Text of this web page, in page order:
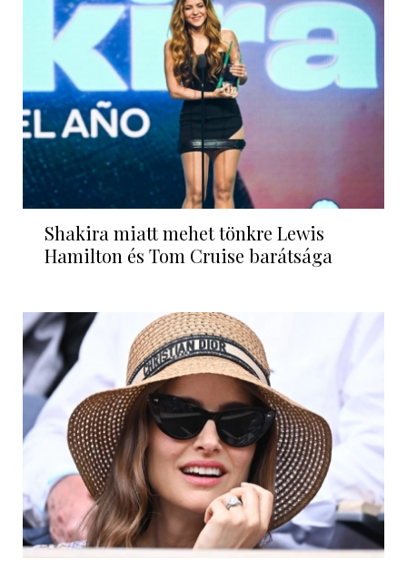
Shakira miatt mehet tönkre Lewis
Hamilton és Tom Cruise barátsága